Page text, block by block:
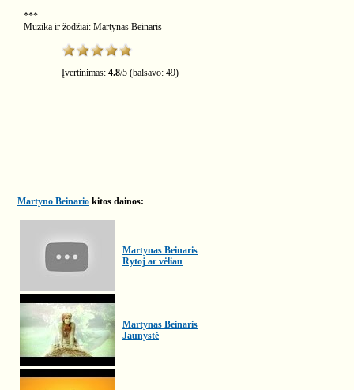
***
Muzika ir žodžiai: Martynas Beinaris
Įvertinimas: 4.8/5 (balsavo: 49)
Martyno Beinario kitos dainos:
Martynas Beinaris
Rytoj ar vėliau
Martynas Beinaris
Jaunystė